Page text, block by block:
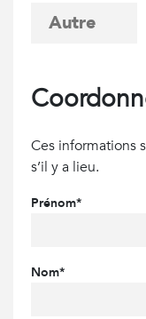
Ces informations
s’il y a lieu.
Prénom*
Nom*